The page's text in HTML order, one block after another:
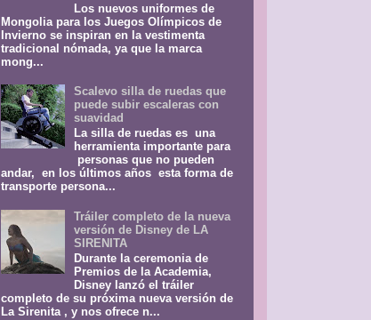
Los nuevos uniformes de
Mongolia para los Juegos Olímpicos de
Invierno se inspiran en la vestimenta
tradicional nómada, ya que la marca
mong...
Scalevo silla de ruedas que
puede subir escaleras con
suavidad
La silla de ruedas es una
herramienta importante para
personas que no pueden
andar, en los últimos años esta forma de
transporte persona...
Tráiler completo de la nueva
versión de Disney de LA
SIRENITA
Durante la ceremonia de
Premios de la Academia,
Disney lanzó el tráiler
completo de su próxima nueva versión de
La Sirenita , y nos ofrece n...